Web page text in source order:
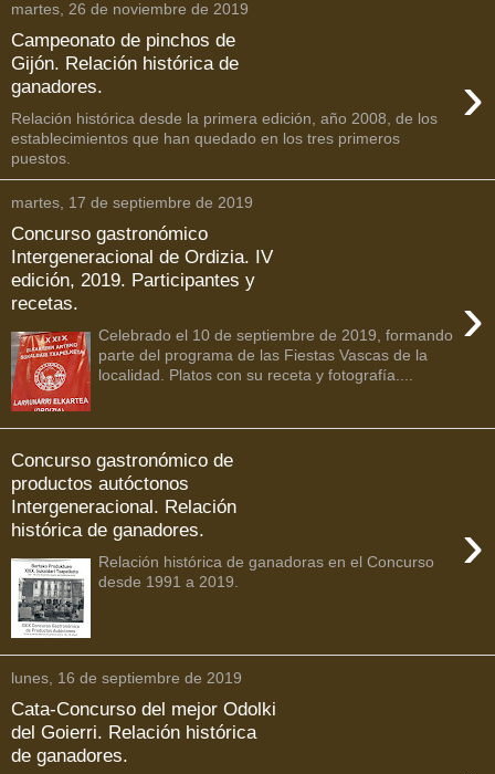
martes, 26 de noviembre de 2019
Campeonato de pinchos de
Gijón. Relación histórica de
ganadores.
›
Relación histórica desde la primera edición, año 2008, de los
establecimientos que han quedado en los tres primeros
puestos.
martes, 17 de septiembre de 2019
Concurso gastronómico
Intergeneracional de Ordizia. IV
edición, 2019. Participantes y
recetas.
›
Celebrado el 10 de septiembre de 2019, formando
parte del programa de las Fiestas Vascas de la
localidad. Platos con su receta y fotografía....
Concurso gastronómico de
productos autóctonos
Intergeneracional. Relación
histórica de ganadores.
›
Relación histórica de ganadoras en el Concurso
desde 1991 a 2019.
lunes, 16 de septiembre de 2019
Cata-Concurso del mejor Odolki
del Goierri. Relación histórica
de ganadores.